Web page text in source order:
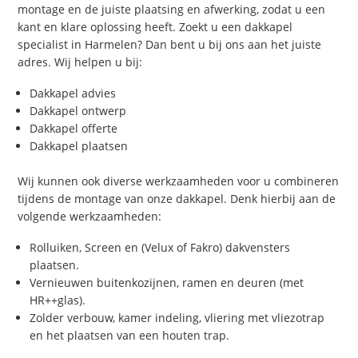
montage en de juiste plaatsing en afwerking, zodat u een
kant en klare oplossing heeft. Zoekt u een dakkapel
specialist in Harmelen? Dan bent u bij ons aan het juiste
adres. Wij helpen u bij:
Dakkapel advies
Dakkapel ontwerp
Dakkapel offerte
Dakkapel plaatsen
Wij kunnen ook diverse werkzaamheden voor u combineren
tijdens de montage van onze dakkapel. Denk hierbij aan de
volgende werkzaamheden:
Rolluiken, Screen en (Velux of Fakro) dakvensters
plaatsen.
Vernieuwen buitenkozijnen, ramen en deuren (met
HR++glas).
Zolder verbouw, kamer indeling, vliering met vliezotrap
en het plaatsen van een houten trap.